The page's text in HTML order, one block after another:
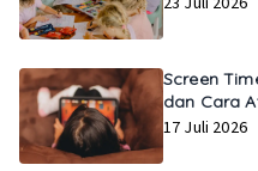
Screen
dan Cara
17 Juli 2026